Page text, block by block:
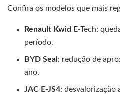
Confira os modelos que mais
Renault Kwid E-Tech:
período.
BYD Seal : redução de
ano.
JAC E-JS4: desvalorização